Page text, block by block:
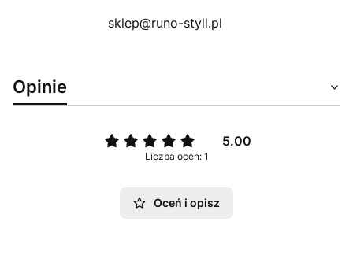
sklep@runo-styll.pl
Opinie
5.00
Liczba ocen: 1
Oceń i opisz